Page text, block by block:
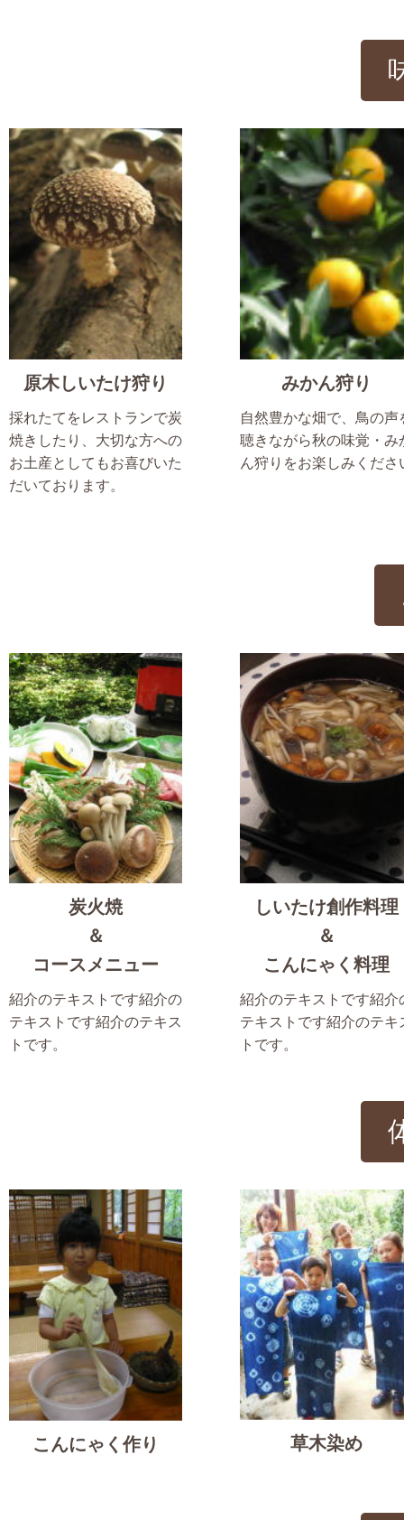
原木しいたけ狩り
採れたてをレストランで炭
焼きしたり、大切な方への
お土産としてもお喜びいた
だいております。
みかん狩り
自然豊かな畑で、鳥の声
聴きながら秋の味覚・み
ん狩りをお楽しみくださ
炭火焼
＆
コースメニュー
紹介のテキストです紹介の
テキストです紹介のテキス
トです。
しいたけ創作料理
＆
こんにゃく料理
紹介のテキストです紹介
テキストです紹介のテキ
トです。
こんにゃく作り 草木染め